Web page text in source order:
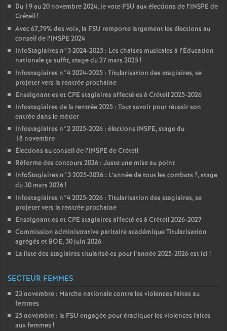
Du 19 au 20 novembre 2024, je vote FSU aux élections de l’INSPE de
Créteil!
Avec 67,79% des voix, la FSU remporte largement les élections au
conseil de l’INSPE 2024
InfoStagiaires n°3 2024-2025 : Les chaises musicales à l’Éducation
nationale ça suffit, stage du 27 mars 2025!
Infostagiaires n°4 2024-2025 : Titularisation des stagiaires, se
projeter vers la rentrée prochaine
Enseignant·es etCPE stagiaires affecté·es à Créteil 2025-2026
Infostagiaires de la rentrée 2025 : Tout savoir pour réussir son
entrée dans le métier
Infostagiaires n°2 2025-2026 : élections INSPE, stage du
18 novembre
Élections au conseil de l’INSPE de Créteil
Réforme des concours 2026 : Juste une mise au point
InfoStagiaires n°3 2025-2026 : L’année de tous les combats ?, stage
du 30 mars 2026!
Infostagiaires n°4 2025-2026 : Titularisation des stagiaires, se
projeter vers la rentrée prochaine
Enseignant·es etCPE stagiaires affecté·es à Créteil 2026-2027
Commission administrative paritaire académique Titularisation
agrégés et BOE, 30 juin 2026
La liste des stagiaires titularisé·es pour l’année 2025-2026 est ici !
SECTEUR FEMMES
23 novembre : Marche nationale contre les violences faites au
femmes
25 novembre : la FSU engagée pour éradiquer les violences faites
aux femmes !